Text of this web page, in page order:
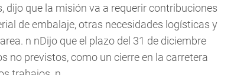
dijo que la misión va a requerir contribuciones
de embalaje, otras necesidades logísticas y
n nDijo que el plazo del 31 de diciembre
no previstos, como un cierre en la carretera